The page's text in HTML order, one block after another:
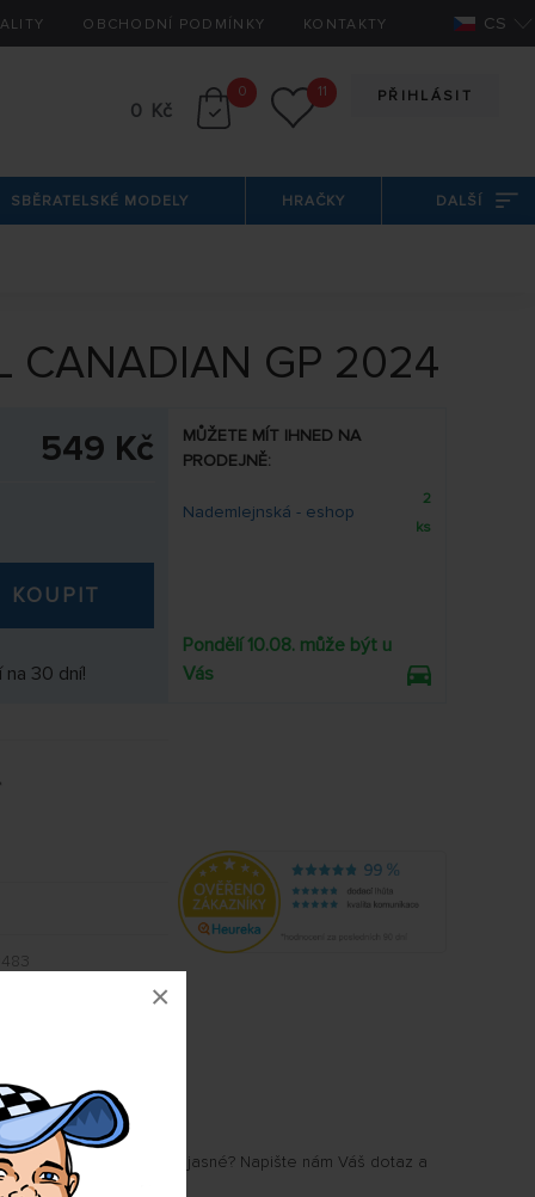
×
OBCHODNÍ PODMÍNKY KONTAKTY CS
PŘIHLÁSIT
0 Kč
0 11
SBĚRATELSKÉ MODELY HRAČKY DALŠÍ
CANADIAN GP 2024
549 Kč
KOUPIT
na 30 dní!
MŮŽETE MÍT IHNED NA
PRODEJNĚ:
Nademlejnská - eshop
2
ks
Pondělí 10.08. může být u
Vás
některé parametry jasné? Napište nám Váš dotaz a